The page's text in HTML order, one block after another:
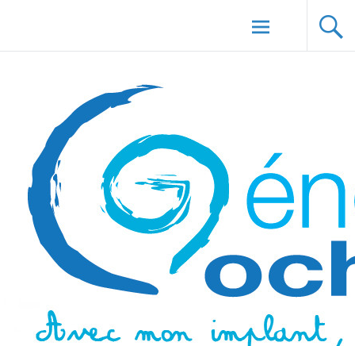
Aller au
contenu
principal